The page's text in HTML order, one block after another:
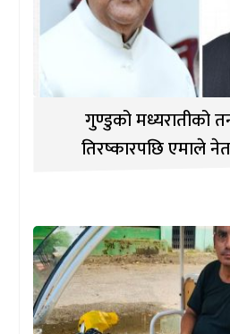
गुण्डुको मध्यरातीको
तिरष्कारपछि एमाले